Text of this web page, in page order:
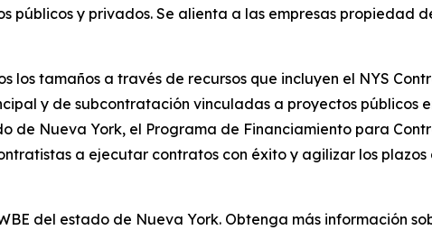
públicos y privados. Se alienta a las empresas propiedad
tamaños a través de recursos que incluyen el NYS
y de subcontratación vinculadas a proyectos públicos
de Nueva York, el Programa de Financiamiento para
a ejecutar contratos con éxito y agilizar los
del estado de Nueva York. Obtenga más información